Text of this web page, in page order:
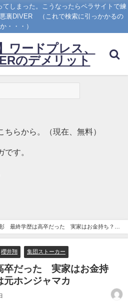
しまった。こうなったらペラサイトで練
裏DIVER （これで検索に引っかかるの
か・・・）
ワードプレス、
のデメリット
ちらから。（現在、無料）
です。
最終学歴は高卒だった 実家はお金持ち？
櫻井翔 集団ストーカー
だった 実家はお金持
ホンジャマカ